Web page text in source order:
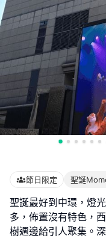
節日限定 聖誕
聖誕最好到中環，燈
多，佈置沒有特色，
樹週邊給引人聚集。